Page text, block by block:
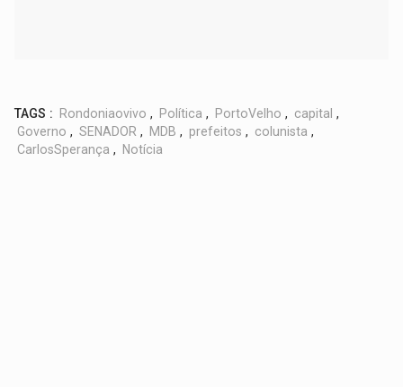
TAGS : Rondoniaovivo , Política , PortoVelho , capital ,
Governo , SENADOR , MDB , prefeitos , colunista ,
CarlosSperança , Notícia